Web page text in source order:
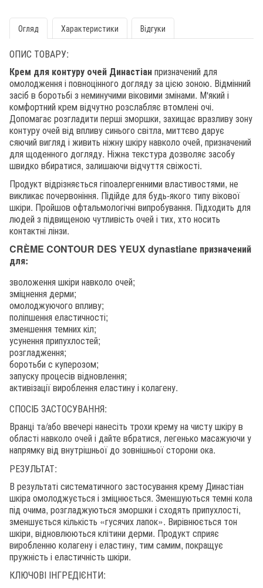
Огляд Характеристики Відгуки
ОПИС ТОВАРУ:
Крем для контуру очей Династіанпризначений для
омолодження і повноцінного догляду за цією зоною. Відмінний
засіб в боротьбі з неминучими віковими змінами. М'який і
комфортний крем відчутно розслабляє втомлені очі.
Допомагає розгладити перші зморшки, захищає вразливу зону
контуру очей від впливу синього світла, миттєво дарує
сяючий вигляд і живить ніжну шкіру навколо очей, призначений
для щоденного догляду. Ніжна текстура дозволяє засобу
швидко вбиратися, залишаючи відчуття свіжості.
Продукт відрізняється гіпоалергенними властивостями, не
викликає почервоніння. Підійде для будь-якого типу вікової
шкіри. Пройшов офтальмологічні випробування. Підходить для
людей з підвищеною чутливість очей і тих, хто носить
контактні лінзи.
CRÈME CONTOUR DES YEUX dynastiane призначений
для:
зволоження шкіри навколо очей;
зміцнення дерми;
омолоджуючого впливу;
поліпшення еластичності;
зменшення темних кіл;
усунення припухлостей;
розгладження;
боротьби с куперозом;
запуску процесів відновлення;
активізації вироблення еластину і колагену.
СПОСІБ ЗАСТОСУВАННЯ:
Вранці та/або ввечері нанесіть трохи крему на чисту шкіру в
області навколо очей і дайте вбратися, легенько масажуючи у
напрямку від внутрішньої до зовнішньої сторони ока.
РЕЗУЛЬТАТ:
В результаті систематичного застосування крему Династіан
шкіра омолоджується і зміцнюється. Зменшуються темні кола
під очима, розгладжуються зморшки і сходять припухлості,
зменшується кількість «гусячих лапок». Вирівнюється тон
шкіри, відновлюються клітини дерми. Продукт сприяє
виробленню колагену і еластину, тим самим, покращує
пружність і еластичність шкіри.
КЛЮЧОВІ ІНГРЕДІЄНТИ: